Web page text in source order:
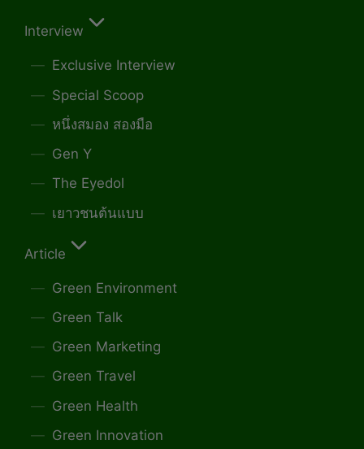
Interview
Exclusive Interview
Special Scoop
หนึ่งสมอง สองมือ
Gen Y
The Eyedol
เยาวชนต้นแบบ
Article
Green Environment
Green Talk
Green Marketing
Green Travel
Green Health
Green Innovation